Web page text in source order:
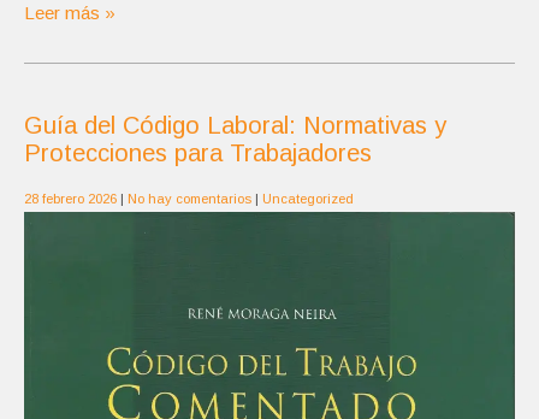
Leer más »
Guía del Código Laboral: Normativas y
Protecciones para Trabajadores
28 febrero 2026 | No hay comentarios | Uncategorized